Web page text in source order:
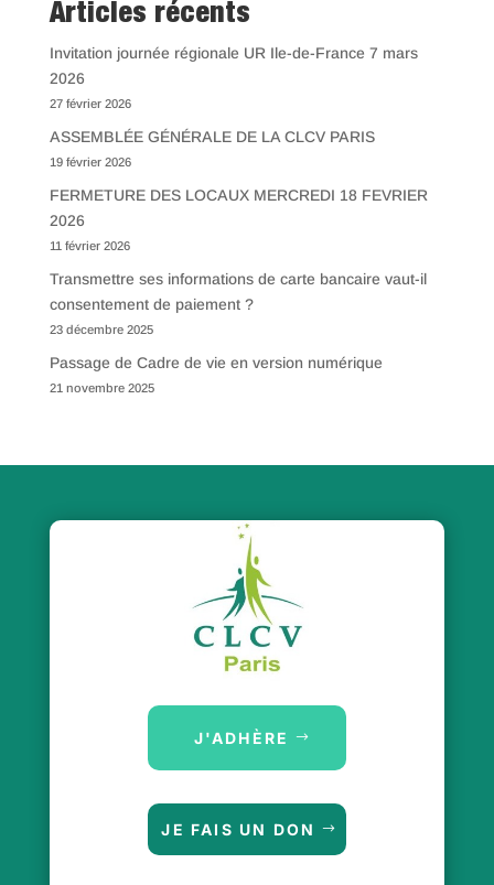
Articles récents
Invitation journée régionale UR Ile-de-France 7 mars
2026
27 février 2026
ASSEMBLÉE GÉNÉRALE DE LA CLCV PARIS
19 février 2026
FERMETURE DES LOCAUX MERCREDI 18 FEVRIER
2026
11 février 2026
Transmettre ses informations de carte bancaire vaut-il
consentement de paiement ?
23 décembre 2025
Passage de Cadre de vie en version numérique
21 novembre 2025
J'ADHÈRE
JE FAIS UN DON